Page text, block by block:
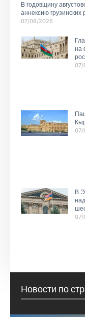
В годовщину
аннексию грузинских
07/08/2026
на
07/
07/
В
07/
Новости по